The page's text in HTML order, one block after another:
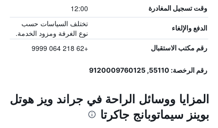
وقت تسجيل المغادرة 12:00
الدفع والإلغاء
تختلف السياسات حسب
نوع الغرفة ومزود الخدمة.
رقم مكتب الاستقبال +62 218 064 9999
رقم الرخصة: 55110, 9120009760125
المزايا ووسائل الراحة في جراند ويز هوتل
بوينز سيماتوبانج جاكرتا